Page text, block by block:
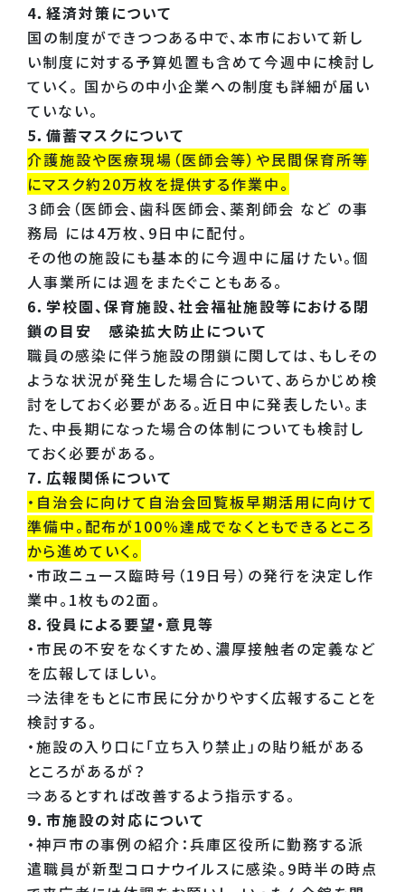
4．経済対策について
国の制度ができつつある中で、本市において新し
い制度に対する予算処置も含めて今週中に検討し
ていく。 国からの中小企業への制度も詳細が届い
ていない。
5．備蓄マスクについて
介護施設や医療現場（医師会等）や民間保育所等
にマスク約20万枚を提供する作業中。
３師会（医師会、歯科医師会、薬剤師会 など の事
務局 には4万枚、9日中に配付。
その他の施設にも基本的に今週中に届けたい。個
人事業所には週をまたぐこともある。
6．学校園、保育施設、社会福祉施設等における閉
鎖の目安 感染拡大防止について
職員の感染に伴う施設の閉鎖に関しては、もしその
ような状況が発生した場合について、あらかじめ検
討をしておく必要がある。近日中に発表したい。ま
た、中長期になった場合の体制についても検討し
ておく必要がある。
7．広報関係について
・自治会に向けて自治会回覧板早期活用に向けて
準備中。配布が100％達成でなくともできるところ
から進めていく。
・市政ニュース臨時号（19日号）の発行を決定し作
業中。1枚もの2面。
8．役員による要望・意見等
・市民の不安をなくすため、濃厚接触者の定義など
を広報してほしい。
⇒法律をもとに市民に分かりやすく広報することを
検討する。
・施設の入り口に「立ち入り禁止」の貼り紙がある
ところがあるが？
⇒あるとすれば改善するよう指示する。
9．市施設の対応について
・神戸市の事例の紹介：兵庫区役所に勤務する派
遣職員が新型コロナウイルスに感染。9時半の時点